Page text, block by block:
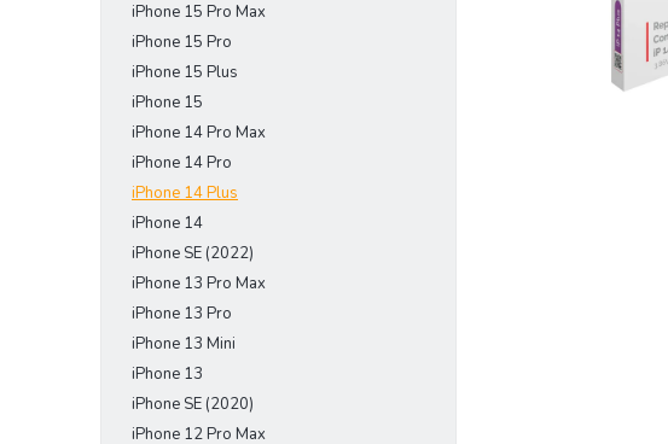
iPhone 15 Pro Max
iPhone 15 Pro
iPhone 15 Plus
iPhone 15
iPhone 14 Pro Max
iPhone 14 Pro
iPhone 14 Plus
iPhone 14
iPhone SE (2022)
iPhone 13 Pro Max
iPhone 13 Pro
iPhone 13 Mini
iPhone 13
iPhone SE (2020)
iPhone 12 Pro Max